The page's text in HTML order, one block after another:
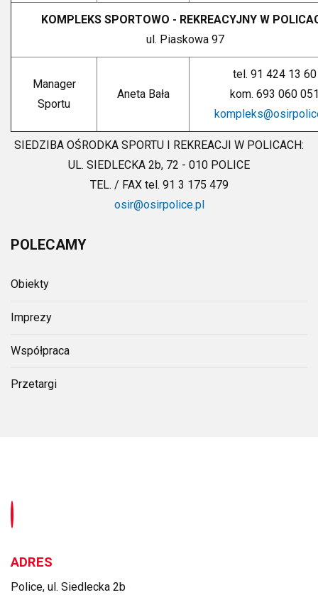
KOMPLEKS SPORTOWO - REKREACYJNY W
ul. Piaskowa 97
Manager
Sportu
Aneta Bała
tel. 91 424 13 60
kom. 693 060
SIEDZIBA OŚRODKA SPORTU I REKREACJI W POLICACH:
UL. SIEDLECKA 2b, 72 - 010 POLICE
TEL. / FAX tel. 91 3 175 479
osir@osirpolice.pl
POLECAMY
Obiekty
Imprezy
Współpraca
Przetargi
ADRES
Police, ul. Siedlecka 2b